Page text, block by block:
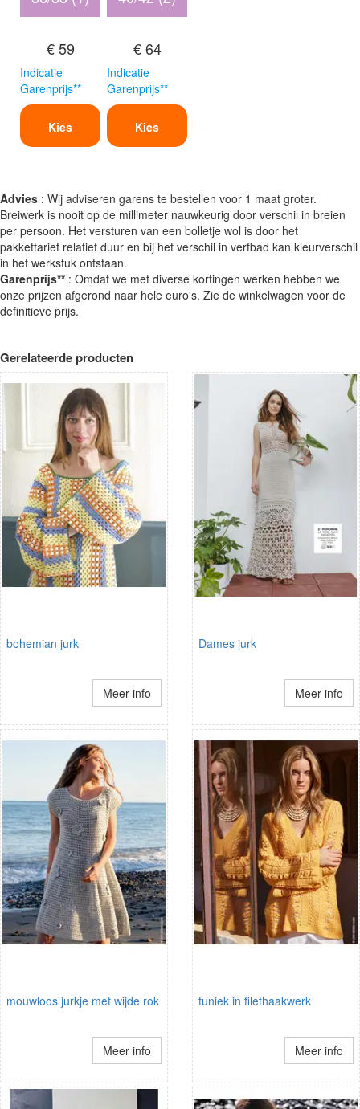
€ 59
Indicatie
Garenprijs**
Kies
€ 64
Indicatie
Garenprijs**
Kies
Advies : Wij adviseren garens te bestellen voor 1 maat groter.
Breiwerk is nooit op de millimeter nauwkeurig door verschil in breien
per persoon. Het versturen van een bolletje wol is door het
pakkettarief relatief duur en bij het verschil in verfbad kan kleurverschil
in het werkstuk ontstaan.
Garenprijs** : Omdat we met diverse kortingen werken hebben we
onze prijzen afgerond naar hele euro's. Zie de winkelwagen voor de
definitieve prijs.
Gerelateerde producten
bohemian jurk
Meer info
Dames jurk
Meer info
mouwloos jurkje met wijde rok
Meer info
tuniek in filethaakwerk
Meer info